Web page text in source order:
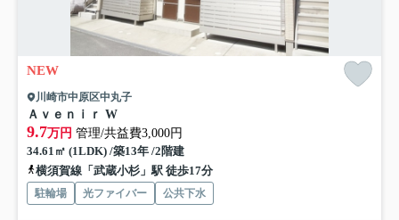
NEW
川崎市中原区中丸子
Ａｖｅｎｉｒ W
9.7万円 管理/共益費3,000円
34.61㎡ (1LDK) /築13年 /2階建
横須賀線「武蔵小杉」駅 徒歩17分
駐輪場 光ファイバー 公共下水